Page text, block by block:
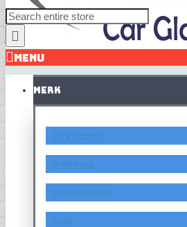
MENU
MERK
Alfa Romeo
Asahimas
Aston Martin
Audi